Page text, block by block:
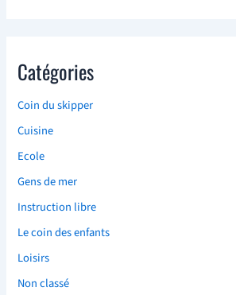
Catégories
Coin du skipper
Cuisine
Ecole
Gens de mer
Instruction libre
Le coin des enfants
Loisirs
Non classé